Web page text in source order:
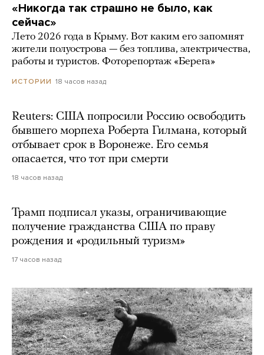
«Никогда так страшно не было, как
сейчас»
Лето 2026 года в Крыму. Вот каким его запомнят
жители полуострова — без топлива, электричества,
работы и туристов. Фоторепортаж «Берега»
ИСТОРИИ 18 часов назад
Reuters: США попросили Россию освободить
бывшего морпеха Роберта Гилмана, который
отбывает срок в Воронеже. Его семья
опасается, что тот при смерти
18 часов назад
Трамп подписал указы, ограничивающие
получение гражданства США по праву
рождения и «родильный туризм»
17 часов назад